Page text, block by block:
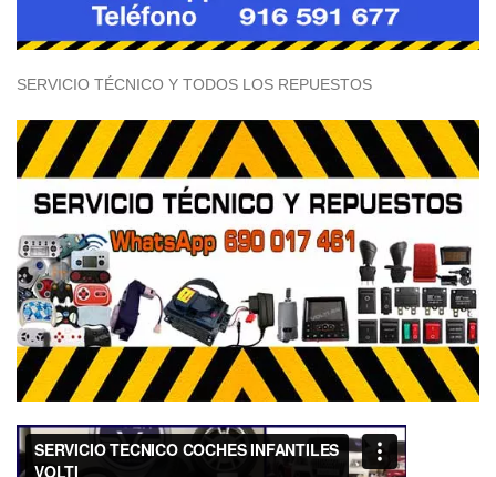
SERVICIO TÉCNICO Y TODOS LOS REPUESTOS